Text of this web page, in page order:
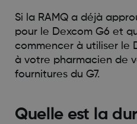
Si la RAMQ a déjà
pour le Dexcom G6 et
commencer à utiliser le
à votre pharmacien de
fournitures du G7.
Quelle est la